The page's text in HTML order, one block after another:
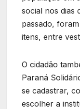
social nos dias
passado,
itens, entre
O cidadão
Paraná
se cadastrar,
escolher a